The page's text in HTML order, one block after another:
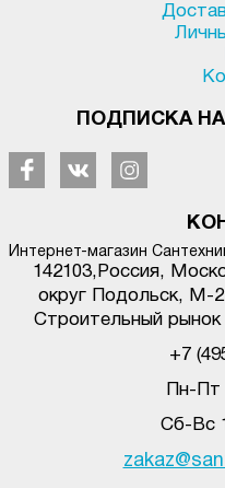
ПОДПИСКА
Интернет-магазин
142103, Россия,
округ Подольск, М-2
Строительный рынок
+7
Пн-Пт
Сб-Вс